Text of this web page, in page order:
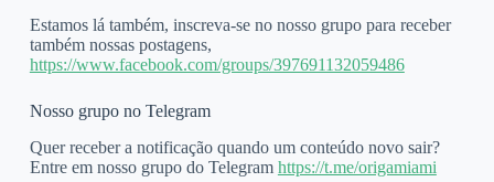
Estamos lá também, inscreva-se no nosso grupo para receber
também nossas postagens,
https://www.facebook.com/groups/397691132059486
Nosso grupo no Telegram
Quer receber a notificação quando um conteúdo novo sair?
Entre em nosso grupo do Telegram https://t.me/origamiami